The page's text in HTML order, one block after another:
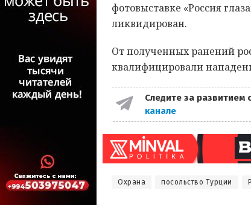
фотовыставке «Россия
ликвидирован.
От полученных ранений
квалифицировали
Следите за
канале
Охрана посольство Турции